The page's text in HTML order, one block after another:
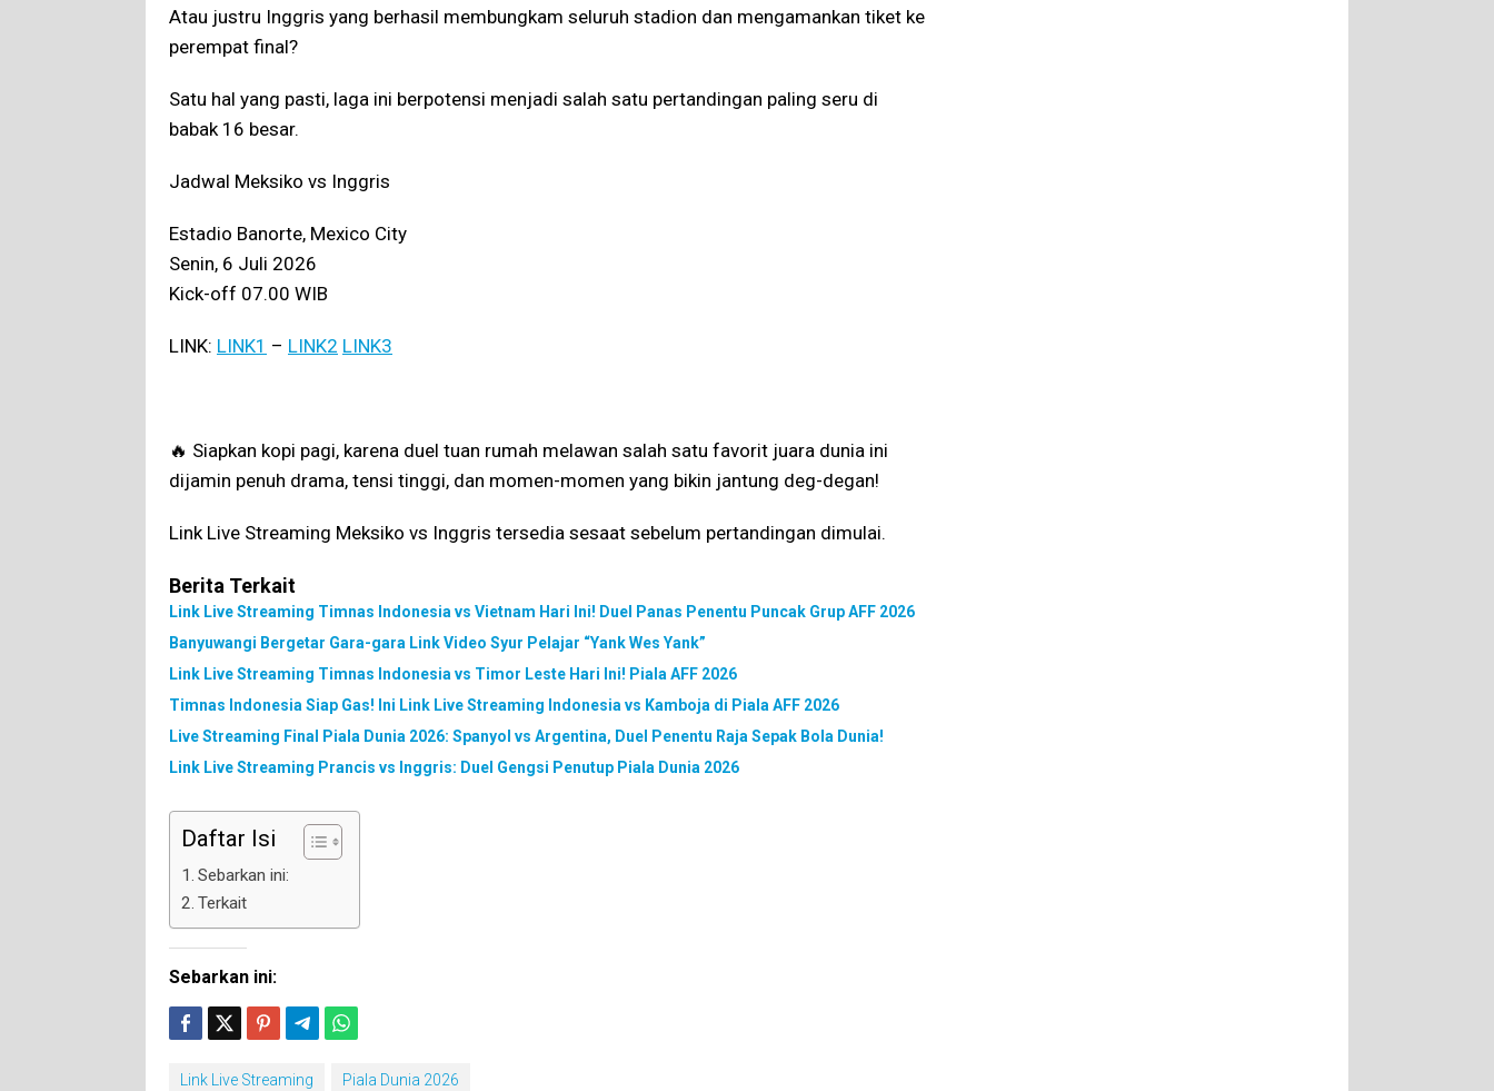
Atau justru Inggris yang berhasil membungkam seluruh stadion dan mengamankan tiket ke
perempat final?
Satu hal yang pasti, laga ini berpotensi menjadi salah satu pertandingan paling seru di
babak 16 besar.
Jadwal Meksiko vs Inggris
Estadio Banorte, Mexico City
Senin, 6 Juli 2026
Kick-off 07.00 WIB
LINK: LINK1 – LINK2 LINK3
🔥 Siapkan kopi pagi, karena duel tuan rumah melawan salah satu favorit juara dunia ini
dijamin penuh drama, tensi tinggi, dan momen-momen yang bikin jantung deg-degan!
Link Live Streaming Meksiko vs Inggris tersedia sesaat sebelum pertandingan dimulai.
Berita Terkait
Link Live Streaming Timnas Indonesia vs Vietnam Hari Ini! Duel Panas Penentu Puncak Grup AFF 2026
Banyuwangi Bergetar Gara-gara Link Video Syur Pelajar “Yank Wes Yank”
Link Live Streaming Timnas Indonesia vs Timor Leste Hari Ini! Piala AFF 2026
Timnas Indonesia Siap Gas! Ini Link Live Streaming Indonesia vs Kamboja di Piala AFF 2026
Live Streaming Final Piala Dunia 2026: Spanyol vs Argentina, Duel Penentu Raja Sepak Bola Dunia!
Link Live Streaming Prancis vs Inggris: Duel Gengsi Penutup Piala Dunia 2026
Daftar Isi
Sebarkan ini:
Terkait
Sebarkan ini:
Link Live Streaming Piala Dunia 2026